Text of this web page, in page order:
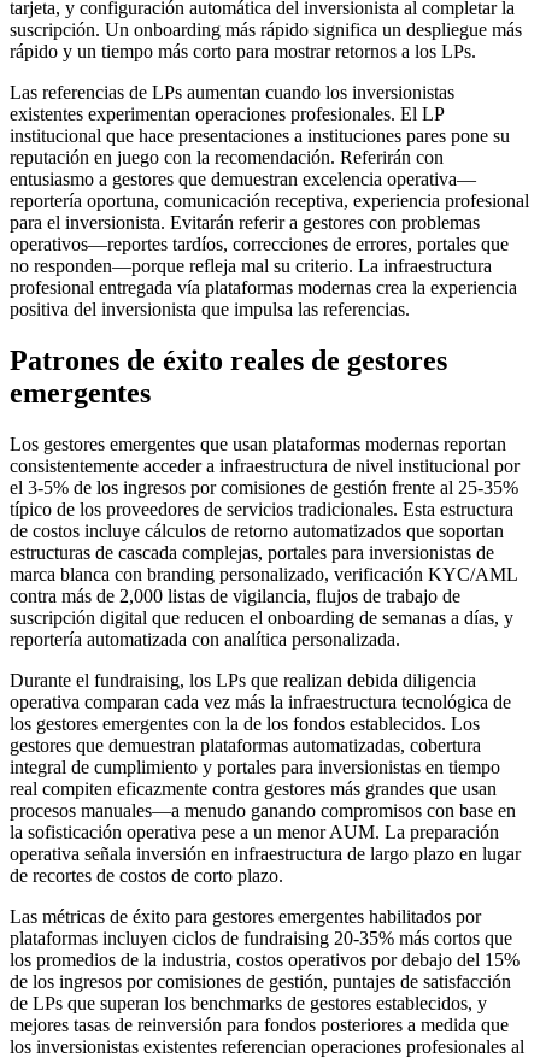
tarjeta, y configuración automática del inversionista al completar la
suscripción. Un onboarding más rápido significa un despliegue más
rápido y un tiempo más corto para mostrar retornos a los LPs.
Las referencias de LPs aumentan cuando los inversionistas
existentes experimentan operaciones profesionales. El LP
institucional que hace presentaciones a instituciones pares pone su
reputación en juego con la recomendación. Referirán con
entusiasmo a gestores que demuestran excelencia operativa—
reportería oportuna, comunicación receptiva, experiencia profesional
para el inversionista. Evitarán referir a gestores con problemas
operativos—reportes tardíos, correcciones de errores, portales que
no responden—porque refleja mal su criterio. La infraestructura
profesional entregada vía plataformas modernas crea la experiencia
positiva del inversionista que impulsa las referencias.
Patrones de éxito reales de gestores
emergentes
Los gestores emergentes que usan plataformas modernas reportan
consistentemente acceder a infraestructura de nivel institucional por
el 3-5% de los ingresos por comisiones de gestión frente al 25-35%
típico de los proveedores de servicios tradicionales. Esta estructura
de costos incluye cálculos de retorno automatizados que soportan
estructuras de cascada complejas, portales para inversionistas de
marca blanca con branding personalizado, verificación KYC/AML
contra más de 2,000 listas de vigilancia, flujos de trabajo de
suscripción digital que reducen el onboarding de semanas a días, y
reportería automatizada con analítica personalizada.
Durante el fundraising, los LPs que realizan debida diligencia
operativa comparan cada vez más la infraestructura tecnológica de
los gestores emergentes con la de los fondos establecidos. Los
gestores que demuestran plataformas automatizadas, cobertura
integral de cumplimiento y portales para inversionistas en tiempo
real compiten eficazmente contra gestores más grandes que usan
procesos manuales—a menudo ganando compromisos con base en
la sofisticación operativa pese a un menor AUM. La preparación
operativa señala inversión en infraestructura de largo plazo en lugar
de recortes de costos de corto plazo.
Las métricas de éxito para gestores emergentes habilitados por
plataformas incluyen ciclos de fundraising 20-35% más cortos que
los promedios de la industria, costos operativos por debajo del 15%
de los ingresos por comisiones de gestión, puntajes de satisfacción
de LPs que superan los benchmarks de gestores establecidos, y
mejores tasas de reinversión para fondos posteriores a medida que
los inversionistas existentes referencian operaciones profesionales al